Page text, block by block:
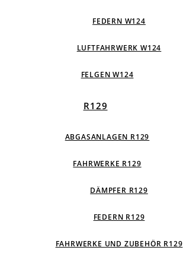
FEDERN W124
LUFTFAHRWERK W124
FELGEN W124
R129
ABGASANLAGEN R129
FAHRWERKE R129
DÄMPFER R129
FEDERN R129
FAHRWERKE UND ZUBEHÖR R129